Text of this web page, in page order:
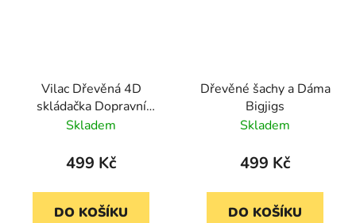
Vilac Dřevěná 4D
skládačka Dopravní
prostředky
Skladem
499 Kč
DO KOŠÍKU
Dřevěné šachy a Dáma
Bigjigs
Skladem
499 Kč
DO KOŠÍKU